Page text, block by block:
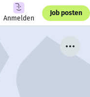
Anmelden
Job posten